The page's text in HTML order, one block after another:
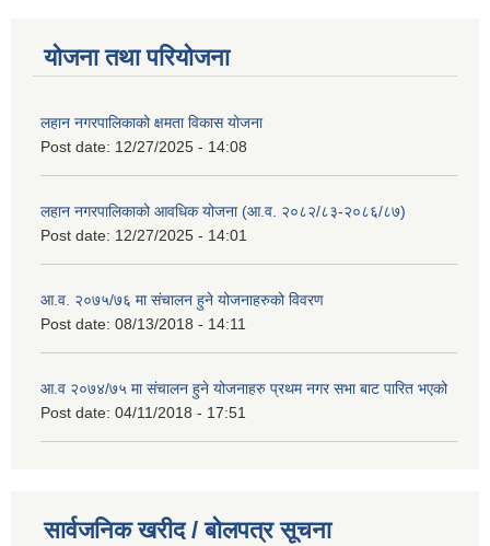
योजना तथा परियोजना
लहान नगरपालिकाको क्षमता विकास योजना
Post date: 12/27/2025 - 14:08
लहान नगरपालिकाको आवधिक योजना (आ.व. २०८२/८३-२०८६/८७)
Post date: 12/27/2025 - 14:01
आ.व. २०७५/७६ मा संचालन हुने योजनाहरुको विवरण
Post date: 08/13/2018 - 14:11
आ.व २०७४/७५ मा संचालन हुने योजनाहरु प्रथम नगर सभा बाट पारित भएको
Post date: 04/11/2018 - 17:51
सार्वजनिक खरीद / बोलपत्र सूचना